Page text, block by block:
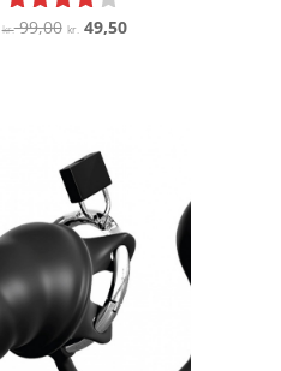
Vurderet
kr.99,00 Den
kr.49,50Den